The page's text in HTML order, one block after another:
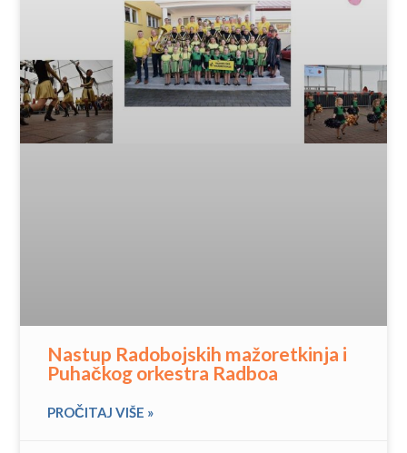
Nastup Radobojskih mažoretkinja i
Puhačkog orkestra Radboa
PROČITAJ VIŠE »